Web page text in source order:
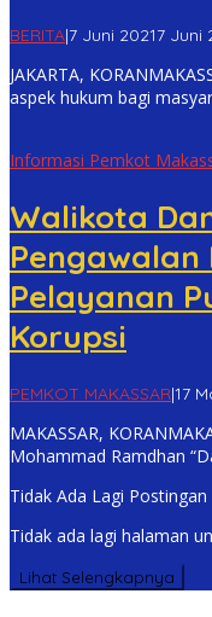
BERITA|7 Juni 20217 Juni
JAKARTA,
aspek hukum bagi
Informasi Pemkot
Walikota
Pengawalan
Pelayanan
Korupsi
PEMKOT MAKASSAR|17
MAKASSAR,
Mohammad Ramdhan
Tidak Ada Lagi
Tidak ada lagi halaman
Lihat Selengkapnya